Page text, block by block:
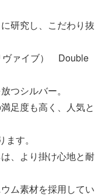
研究し、こだわり抜
ヴァイブ） Double
つシルバー。
足度も高く、人気と
す。
、より掛け心地と耐
ム素材を採用してい